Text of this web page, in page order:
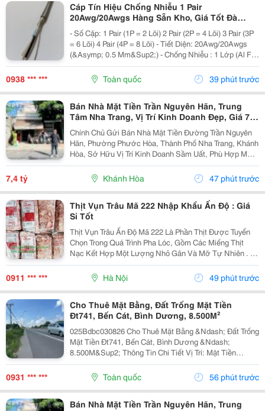
Cáp Tín Hiệu Chống Nhiễu 1 Pair
20Awg/20Awgs Hàng Sẵn Kho, Giá Tốt Đà
Nẵng, Huế
- Số Cặp: 1 Pair (1P = 2 Lõi) 2 Pair (2P = 4 Lõi) 3 Pair (3P
= 6 Lõi) 4 Pair (4P = 8 Lõi) - Tiết Diện: 20Awg/20Awgs
(&Asymp; 0.5 Mm&Sup2;) - Chống Nhiễu : 1 Lớp (Al Foil
)/ 2 Lớp Chống Nhiễu (Al Foil + Lớp Lưới Chống Nhiễu) -
Vật Liệu: Đồng...
0938 *** *** Toàn quốc 39 phút trước
Bán Nhà Mặt Tiền Trần Nguyên Hãn, Trung
Tâm Nha Trang, Vị Trí Kinh Doanh Đẹp, Giá 7,4
Tỷ
Chính Chủ Gửi Bán Nhà Mặt Tiền Đường Trần Nguyên
Hãn, Phường Phước Hòa, Thành Phố Nha Trang, Khánh
Hòa, Sở Hữu Vị Trí Kinh Doanh Sầm Uất, Phù Hợp Mở
Cửa Hàng, Văn Phòng, Showroom Hoặc Đầu Tư Cho
Thuê Lâu Dài. Thông Tin Chi Tiết. - Địa Chỉ: Số...
7,4 tỷ Khánh Hòa 47 phút trước
Thịt Vụn Trâu Mã 222 Nhập Khẩu Ấn Độ : Giá
Sỉ Tốt
Thịt Vụn Trâu Ấn Độ Mã 222 Là Phần Thịt Được Tuyển
Chọn Trong Quá Trình Pha Lóc, Gồm Các Miếng Thịt
Nạc Kết Hợp Một Lượng Nhỏ Gân Và Mỡ Tự Nhiên . Tỷ
Lệ Này Giúp Thịt Giữ Được Độ Mềm, Vị Ngọt Và
Hương Thơm Đặc Trưng Sau Khi Chế Biến. Sản
Phẩm...
0911 *** *** Hà Nội 49 phút trước
Cho Thuê Mặt Bằng, Đất Trống Mặt Tiền
Đt741, Bến Cát, Bình Dương, 8.500M²
025Bdbc030826 Cho Thuê Mặt Bằng &Ndash; Đất Trống
Mặt Tiền Đt741, Bến Cát, Bình Dương &Ndash;
8.500M&Sup2; Thông Tin Chi Tiết Vị Trí: Mặt Tiền
Đường Đt741, Tp. Bến Cát, Bình Dương. Tổng Diện
Tích: 8.500M&Sup2; Hiện Trạng: Đất Nông Nghiệp,
0931 *** *** Toàn quốc 56 phút trước
Bán Nhà Mặt Tiền Trần Nguyên Hãn, Trung